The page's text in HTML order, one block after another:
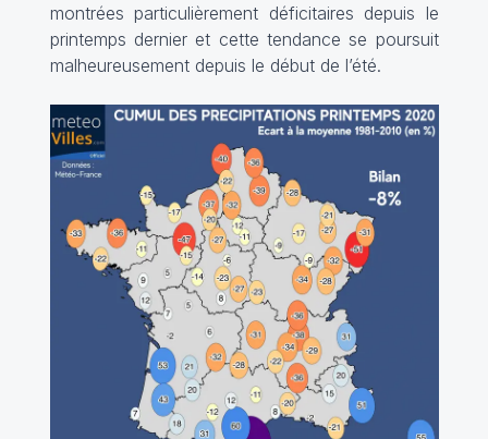
montrées particulièrement déficitaires depuis le
printemps dernier et cette tendance se poursuit
malheureusement depuis le début de l’été.